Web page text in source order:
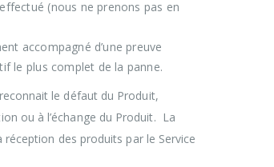
(nous ne prenons pas en
accompagné d’une preuve
le plus complet de la panne.
le défaut du Produit,
ou à l’échange du Produit. La
réception des produits par le Service